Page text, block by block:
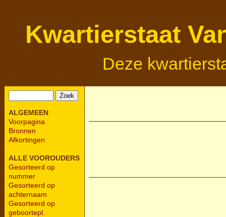
Kwartierstaat
Deze
ALGEMEEN
Voorpagina
Bronnen
Afkortingen
ALLE VOOROUDERS
Gesorteerd op
nummer
Gesorteerd op
achternaam
Gesorteerd op
geboortepl.